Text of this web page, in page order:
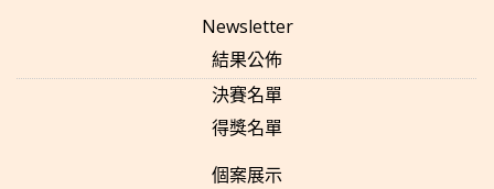
Newsletter
結果公佈
決賽名單
得獎名單
個案展示